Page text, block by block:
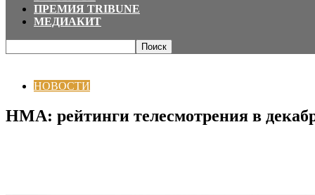
ПРЕМИЯ TRIBUNE
МЕДИАКИТ
НОВОСТИ
НМА: рейтинги телесмотрения в